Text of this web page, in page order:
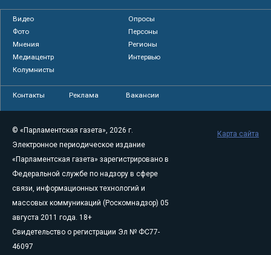
Видео
Опросы
Фото
Персоны
Мнения
Регионы
Медиацентр
Интервью
Колумнисты
Контакты Реклама Вакансии
© «Парламентская газета», 2026 г.
Электронное периодическое издание
«Парламентская газета» зарегистрировано в
Федеральной службе по надзору в сфере
связи, информационных технологий и
массовых коммуникаций (Роскомнадзор) 05
августа 2011 года. 18+
Свидетельство о регистрации Эл № ФС77-
46097
Карта сайта